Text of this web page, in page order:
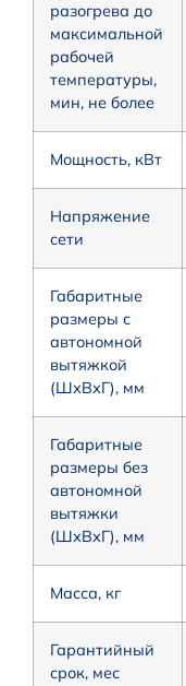
разогрева до
максимальной
рабочей
температуры,
мин, не более
Мощность, кВт
Напряжение
сети
Габаритные
размеры с
автономной
вытяжкой
(ШхВхГ), мм
Габаритные
размеры без
автономной
вытяжки
(ШхВхГ), мм
Масса, кг
Гарантийный
срок, мес